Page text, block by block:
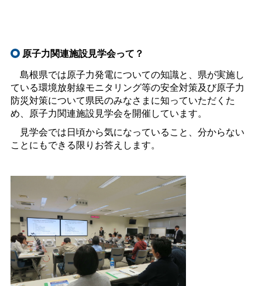
原子力関連施設見学会って？
島根県では原子力発電についての知識と、県が実施し
ている環境放射線モニタリング等の安全対策及び原子力
防災対策について県民のみなさまに知っていただくた
め、原子力関連施設見学会を開催しています。
見学会では日頃から気になっていること、分からない
ことにもできる限りお答えします。